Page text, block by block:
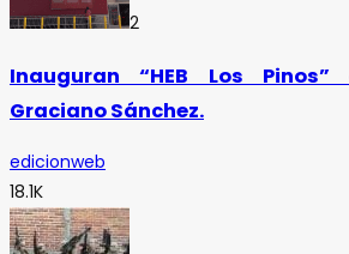
2
Inauguran “HEB Los
Graciano Sánchez.
edicionweb
18.1K